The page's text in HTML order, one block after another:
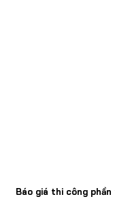
Báo giá thi công